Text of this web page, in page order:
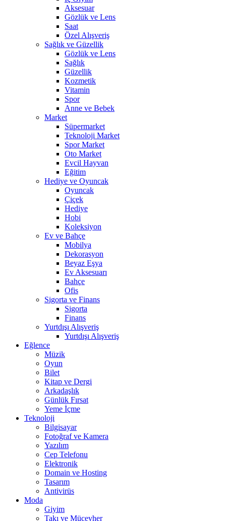
Aksesuar
Gözlük ve Lens
Saat
Özel Alışveriş
Sağlık ve Güzellik
Gözlük ve Lens
Sağlık
Güzellik
Kozmetik
Vitamin
Spor
Anne ve Bebek
Market
Süpermarket
Teknoloji Market
Spor Market
Oto Market
Evcil Hayvan
Eğitim
Hediye ve Oyuncak
Oyuncak
Çiçek
Hediye
Hobi
Koleksiyon
Ev ve Bahçe
Mobilya
Dekorasyon
Beyaz Eşya
Ev Aksesuarı
Bahçe
Ofis
Sigorta ve Finans
Sigorta
Finans
Yurtdışı Alışveriş
Yurtdışı Alışveriş
Eğlence
Müzik
Oyun
Bilet
Kitap ve Dergi
Arkadaşlık
Günlük Fırsat
Yeme İçme
Teknoloji
Bilgisayar
Fotoğraf ve Kamera
Yazılım
Cep Telefonu
Elektronik
Domain ve Hosting
Tasarım
Antivirüs
Moda
Giyim
Takı ve Mücevher